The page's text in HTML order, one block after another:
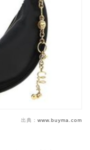
出典： www.buyma.com